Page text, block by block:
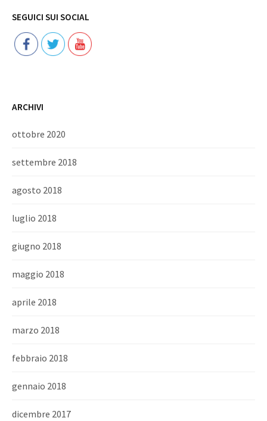
SEGUICI SUI SOCIAL
ARCHIVI
ottobre 2020
settembre 2018
agosto 2018
luglio 2018
giugno 2018
maggio 2018
aprile 2018
marzo 2018
febbraio 2018
gennaio 2018
dicembre 2017